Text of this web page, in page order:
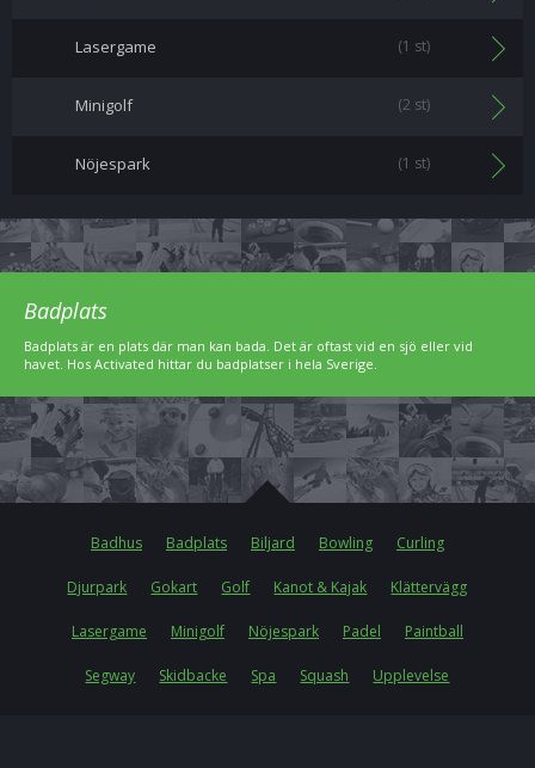
Lasergame (1 st)
Minigolf (2 st)
Nöjespark (1 st)
Badplats
Badplats är en plats där man kan bada. Det är oftast vid en sjö eller vid
havet. Hos Activated hittar du badplatser i hela Sverige.
Badhus Badplats Biljard Bowling Curling
Djurpark Gokart Golf Kanot & Kajak Klättervägg
Lasergame Minigolf Nöjespark Padel Paintball
Segway Skidbacke Spa Squash Upplevelse